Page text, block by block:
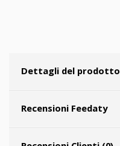
Dettagli del prodotto
Recensioni Feedaty